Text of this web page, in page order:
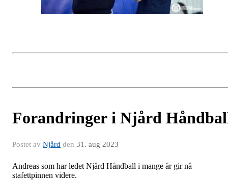
Forandringer i Njård
Postet av Njård den 31. aug 2023
Andreas som har ledet Njård Håndball i mange år gir nå
stafettpinnen videre.